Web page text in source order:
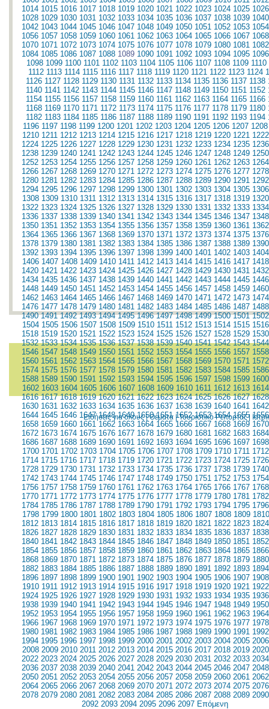
1014 1015 1016 1017 1018 1019 1020 1021 1022 1023 1024 1025 1026
1028 1029 1030 1031 1032 1033 1034 1035 1036 1037 1038 1039 1040
1042 1043 1044 1045 1046 1047 1048 1049 1050 1051 1052 1053 1054
1056 1057 1058 1059 1060 1061 1062 1063 1064 1065 1066 1067 1068
1070 1071 1072 1073 1074 1075 1076 1077 1078 1079 1080 1081 1082
1084 1085 1086 1087 1088 1089 1090 1091 1092 1093 1094 1095 1096
1098 1099 1100 1101 1102 1103 1104 1105 1106 1107 1108 1109 1110
1112 1113 1114 1115 1116 1117 1118 1119 1120 1121 1122 1123 1124
1126 1127 1128 1129 1130 1131 1132 1133 1134 1135 1136 1137 1138
1140 1141 1142 1143 1144 1145 1146 1147 1148 1149 1150 1151 1152
1154 1155 1156 1157 1158 1159 1160 1161 1162 1163 1164 1165 1166
1168 1169 1170 1171 1172 1173 1174 1175 1176 1177 1178 1179 1180
1182 1183 1184 1185 1186 1187 1188 1189 1190 1191 1192 1193 1194
1196 1197 1198 1199 1200 1201 1202 1203 1204 1205 1206 1207 1208
1210 1211 1212 1213 1214 1215 1216 1217 1218 1219 1220 1221 1222
1224 1225 1226 1227 1228 1229 1230 1231 1232 1233 1234 1235 1236
1238 1239 1240 1241 1242 1243 1244 1245 1246 1247 1248 1249 1250
1252 1253 1254 1255 1256 1257 1258 1259 1260 1261 1262 1263 1264
1266 1267 1268 1269 1270 1271 1272 1273 1274 1275 1276 1277 1278
1280 1281 1282 1283 1284 1285 1286 1287 1288 1289 1290 1291 1292
1294 1295 1296 1297 1298 1299 1300 1301 1302 1303 1304 1305 1306
1308 1309 1310 1311 1312 1313 1314 1315 1316 1317 1318 1319 1320
1322 1323 1324 1325 1326 1327 1328 1329 1330 1331 1332 1333 1334
1336 1337 1338 1339 1340 1341 1342 1343 1344 1345 1346 1347 1348
1350 1351 1352 1353 1354 1355 1356 1357 1358 1359 1360 1361 1362
1364 1365 1366 1367 1368 1369 1370 1371 1372 1373 1374 1375 1376
1378 1379 1380 1381 1382 1383 1384 1385 1386 1387 1388 1389 1390
1392 1393 1394 1395 1396 1397 1398 1399 1400 1401 1402 1403 1404
1406 1407 1408 1409 1410 1411 1412 1413 1414 1415 1416 1417 1418
1420 1421 1422 1423 1424 1425 1426 1427 1428 1429 1430 1431 1432
1434 1435 1436 1437 1438 1439 1440 1441 1442 1443 1444 1445 1446
1448 1449 1450 1451 1452 1453 1454 1455 1456 1457 1458 1459 1460
1462 1463 1464 1465 1466 1467 1468 1469 1470 1471 1472 1473 1474
1476 1477 1478 1479 1480 1481 1482 1483 1484 1485 1486 1487 1488
1490 1491 1492 1493 1494 1495 1496 1497 1498 1499 1500 1501 1502
1504 1505 1506 1507 1508 1509 1510 1511 1512 1513 1514 1515 1516
1518 1519 1520 1521 1522 1523 1524 1525 1526 1527 1528 1529 1530
1532 1533 1534 1535 1536 1537 1538 1539 1540 1541 1542 1543 1544
1546 1547 1548 1549 1550 1551 1552 1553 1554 1555 1556 1557 1558
1560 1561 1562 1563 1564 1565 1566 1567 1568 1569 1570 1571 1572
1574 1575 1576 1577 1578 1579 1580 1581 1582 1583 1584 1585 1586
1588 1589 1590 1591 1592 1593 1594 1595 1596 1597 1598 1599 1600
1602 1603 1604 1605 1606 1607 1608 1609 1610 1611 1612 1613 1614
1616 1617 1618 1619 1620 1621 1622 1623 1624 1625 1626 1627 1628
1630 1631 1632 1633 1634 1635 1636 1637 1638 1639 1640 1641 1642
1644 1645 1646 1647 1648 1649 1650 1651 1652 1653 1654 1655 1656
1658 1659 1660 1661 1662 1663 1664 1665 1666 1667 1668 1669 1670
1672 1673 1674 1675 1676 1677 1678 1679 1680 1681 1682 1683 1684
1686 1687 1688 1689 1690 1691 1692 1693 1694 1695 1696 1697 1698
1700 1701 1702 1703 1704 1705 1706 1707 1708 1709 1710 1711 1712
1714 1715 1716 1717 1718 1719 1720 1721 1722 1723 1724 1725 1726
1728 1729 1730 1731 1732 1733 1734 1735 1736 1737 1738 1739 1740
1742 1743 1744 1745 1746 1747 1748 1749 1750 1751 1752 1753 1754
1756 1757 1758 1759 1760 1761 1762 1763 1764 1765 1766 1767 1768
1770 1771 1772 1773 1774 1775 1776 1777 1778 1779 1780 1781 1782
1784 1785 1786 1787 1788 1789 1790 1791 1792 1793 1794 1795 1796
1798 1799 1800 1801 1802 1803 1804 1805 1806 1807 1808 1809 1810
1812 1813 1814 1815 1816 1817 1818 1819 1820 1821 1822 1823 1824
1826 1827 1828 1829 1830 1831 1832 1833 1834 1835 1836 1837 1838
1840 1841 1842 1843 1844 1845 1846 1847 1848 1849 1850 1851 1852
1854 1855 1856 1857 1858 1859 1860 1861 1862 1863 1864 1865 1866
1868 1869 1870 1871 1872 1873 1874 1875 1876 1877 1878 1879 1880
1882 1883 1884 1885 1886 1887 1888 1889 1890 1891 1892 1893 1894
1896 1897 1898 1899 1900 1901 1902 1903 1904 1905 1906 1907 1908
1910 1911 1912 1913 1914 1915 1916 1917 1918 1919 1920 1921 1922
1924 1925 1926 1927 1928 1929 1930 1931 1932 1933 1934 1935 1936
1938 1939 1940 1941 1942 1943 1944 1945 1946 1947 1948 1949 1950
1952 1953 1954 1955 1956 1957 1958 1959 1960 1961 1962 1963 1964
1966 1967 1968 1969 1970 1971 1972 1973 1974 1975 1976 1977 1978
1980 1981 1982 1983 1984 1985 1986 1987 1988 1989 1990 1991 1992
1994 1995 1996 1997 1998 1999 2000 2001 2002 2003 2004 2005 2006
2008 2009 2010 2011 2012 2013 2014 2015 2016 2017 2018 2019 2020
2022 2023 2024 2025 2026 2027 2028 2029 2030 2031 2032 2033 2034
2036 2037 2038 2039 2040 2041 2042 2043 2044 2045 2046 2047 2048
2050 2051 2052 2053 2054 2055 2056 2057 2058 2059 2060 2061 2062
2064 2065 2066 2067 2068 2069 2070 2071 2072 2073 2074 2075 2076
2078 2079 2080 2081 2082 2083 2084 2085 2086 2087 2088 2089 2090
2092 2093 2094 2095 2096 2097 Επόμενη
Ειδήσεις για όλους|Θέματα|Τουριστικό Ρεπορτάζ|